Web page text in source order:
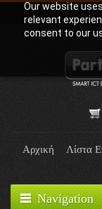
Our website
relevant
consent to our
Αρχική Λίστα
Navigation